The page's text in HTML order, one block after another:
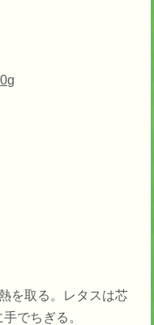
を取る。レタスは芯
でちぎる。